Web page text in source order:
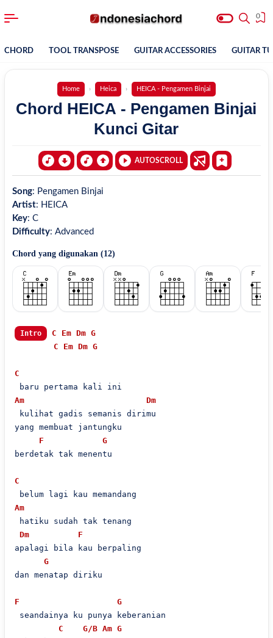
0
CHORD TOOL TRANSPOSE GUITAR ACCESSORIES GUITAR
Home Heica HEICA - Pengamen Binjai
Chord HEICA - Pengamen Binjai
Kunci Gitar
AUTOSCROLL
Song: Pengamen Binjai
Artist: HEICA
Key: C
Difficulty: Advanced
Chord yang digunakan (12)
Intro C Em Dm G
C
Em Dm G
C
Am
Dm
kulihat gadis semanis dirimu
yang membuat jantungku
F
G
berdetak tak menentu
C
Am
hatiku sudah tak tenang
Dm
F
apalagi bila kau berpaling
G
dan menatap diriku
F
G
seandainya ku punya keberanian
C
G/B Am G